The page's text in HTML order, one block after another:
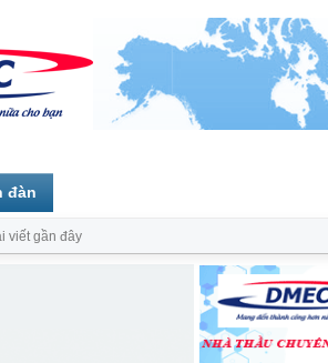
đàn
viết gần đây